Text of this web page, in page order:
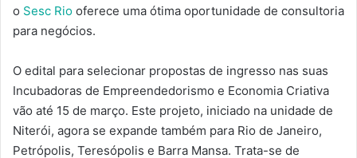
o Sesc Rio oferece uma ótima oportunidade de consultoria
para negócios.
O edital para selecionar propostas de ingresso nas suas
Incubadoras de Empreendedorismo e Economia Criativa
vão até 15 de março. Este projeto, iniciado na unidade de
Niterói, agora se expande também para Rio de Janeiro,
Petrópolis, Teresópolis e Barra Mansa. Trata-se de